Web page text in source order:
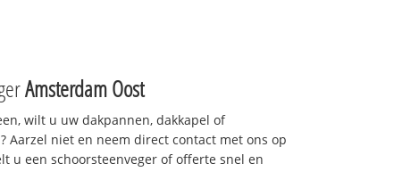
Amsterdam Oost
wilt u uw dakpannen, dakkapel of
Aarzel niet en neem direct contact met ons op
u een schoorsteenveger of offerte snel en